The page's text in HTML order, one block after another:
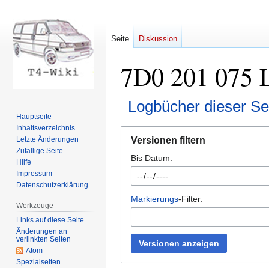
7D0 201 075
Logbücher dieser
Navigation
springen
Suche
springen
Versionen filtern
Bis Datum:
Markierungs-Filter:
Versionen anzeigen
Seite Diskussion
Hauptseite
Inhaltsverzeichnis
Letzte Änderungen
Zufällige Seite
Hilfe
Impressum
Datenschutzerklärung
Werkzeuge
Links auf diese Seite
Änderungen an
verlinkten Seiten
Atom
Spezialseiten